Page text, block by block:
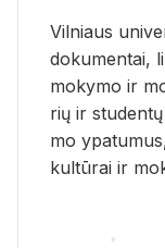
Vil­niaus
do­ku­men­tai,
mo­ky­mo ir
rių ir
mo
kul­tū­rai ir